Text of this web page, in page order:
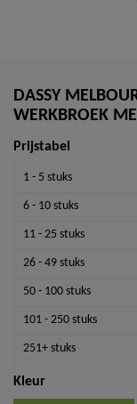
DASSY
WERKBROEK
Prijstabel
1 - 5 stuks
6 - 10 stuks
11 - 25 stuks
26 - 49 stuks
50 - 100 stuks
101 - 250 stuks
251+ stuks
Kleur